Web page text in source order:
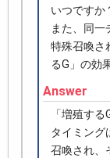
いつですか
また、同一
特殊召喚さ
るG」の効
Answer
「増殖す
タイミング
召喚され、